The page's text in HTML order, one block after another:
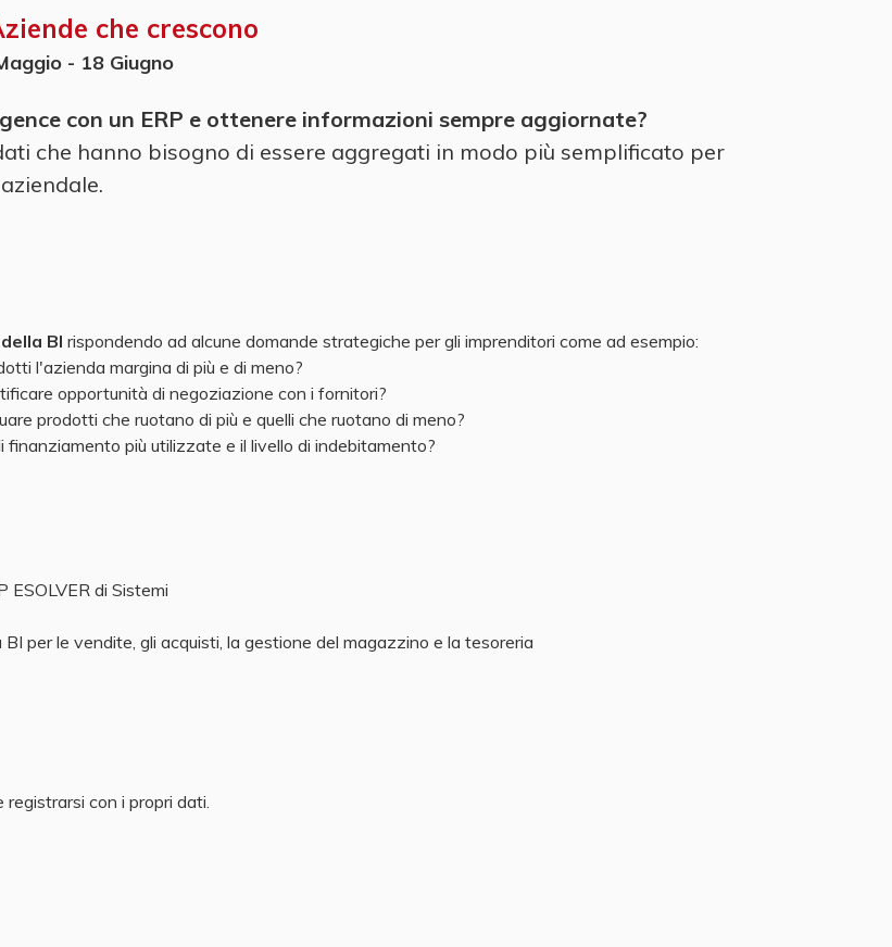
che crescono
- 18 Giugno
con un ERP e ottenere informazioni sempre aggiornate?
che hanno bisogno di essere aggregati in modo più semplificato per
BI rispondendo ad alcune domande strategiche per gli imprenditori come ad esempio:
l'azienda margina di più e di meno?
opportunità di negoziazione con i fornitori?
prodotti che ruotano di più e quelli che ruotano di meno?
finanziamento più utilizzate e il livello di indebitamento?
ESOLVER di Sistemi
per le vendite, gli acquisti, la gestione del magazzino e la tesoreria
con i propri dati.